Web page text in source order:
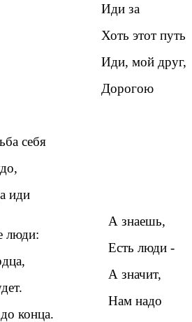
за
путь
друг,
себя
иди
люди:
люди -
надо
конца.